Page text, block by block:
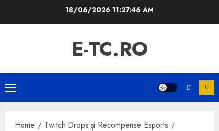
18/06/202611:27:47 AM
E-TC.RO
Primary
Menu
Home
Twitch Drops și Recompense Esports